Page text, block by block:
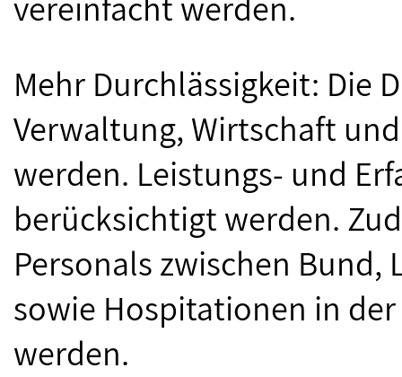
Mehr Durchlässigkeit: Die
Verwaltung, Wirtschaft
werden. Leistungs- und
berücksichtigt werden.
Personals zwischen
sowie Hospitationen in
werden.